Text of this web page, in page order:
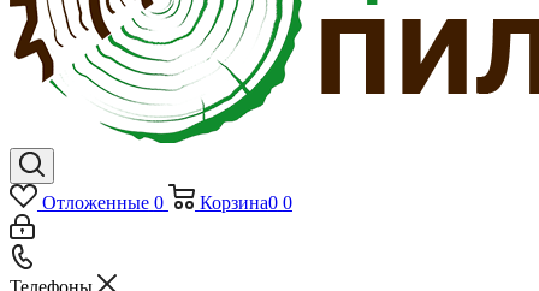
Отложенные 0 Корзина0 0
Телефоны